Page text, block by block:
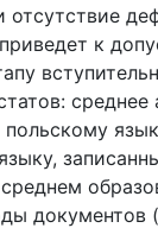
отсутствие
к
польскому
документов